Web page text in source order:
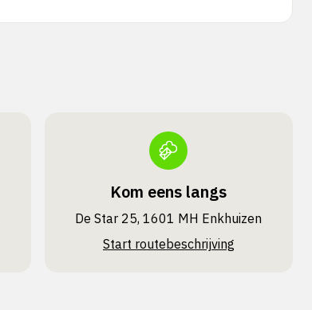
Kom eens langs
De Star 25, 1601 MH Enkhuizen
Start routebeschrijving